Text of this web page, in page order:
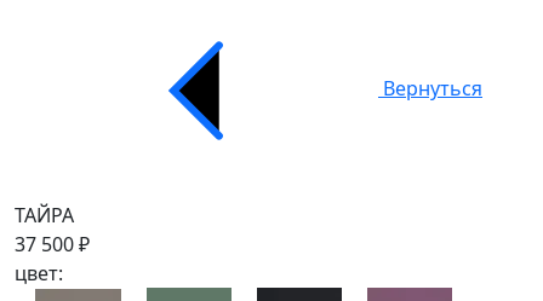
Вернуться
ТАЙРА
37 500 ₽
цвет: